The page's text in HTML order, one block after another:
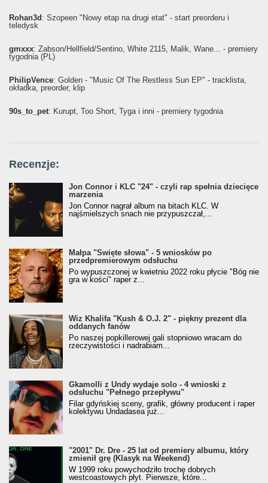
Rohan3d : Szopeen "Nowy etap na drugi etat" - start preorderu i
teledysk
gmxxx: Żabson/Hellfield/Sentino, White 2115, Malik, Wane... - premiery
tygodnia (PL)
PhilipVence: Golden - "Music Of The Restless Sun EP" - tracklista,
okładka, preorder, klip
90s_to_pet: Kurupt, Too Short, Tyga i inni - premiery tygodnia
Recenzje:
Jon Connor i KLC "24" - czyli rap spełnia dziecięce
marzenia
Jon Connor nagrał album na bitach KLC. W
najśmielszych snach nie przypuszczał,...
Małpa "Święte słowa" - 5 wniosków po
przedpremierowym odsłuchu
Po wypuszczonej w kwietniu 2022 roku płycie "Bóg nie
gra w kości" raper z...
Wiz Khalifa "Kush & O.J. 2" - piękny prezent dla
oddanych fanów
Po naszej popkillerowej gali stopniowo wracam do
rzeczywistości i nadrabiam...
Gkamolli z Undy wydaje solo - 4 wnioski z
odsłuchu "Pełnego przepływu"
Filar gdyńskiej sceny, grafik, główny producent i raper
kolektywu Undadasea już...
"2001" Dr. Dre - 25 lat od premiery albumu, który
zmienił grę (Klasyk na Weekend)
W 1999 roku powychodziło trochę dobrych
westcoastowych płyt. Pierwsze, które...